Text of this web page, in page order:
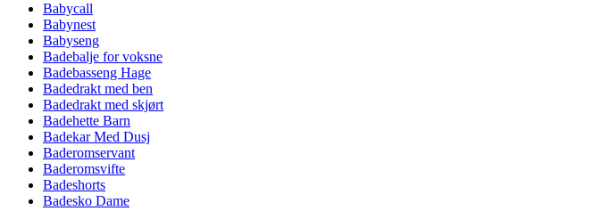
Babycall
Babynest
Babyseng
Badebalje for voksne
Badebasseng Hage
Badedrakt med ben
Badedrakt med skjørt
Badehette Barn
Badekar Med Dusj
Baderomservant
Baderomsvifte
Badeshorts
Badesko Dame